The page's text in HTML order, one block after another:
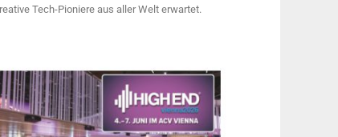
Tech-Pioniere aus aller Welt erwartet.